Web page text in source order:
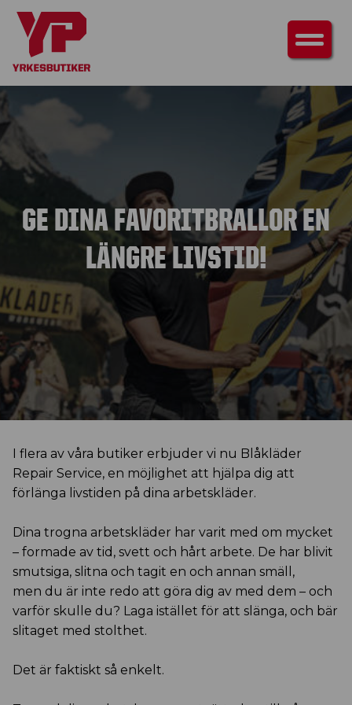
GE DINA FAVORITBRALLOR EN
LÄNGRE LIVSTID!
I flera av våra butiker erbjuder vi nu Blåkläder
Repair Service, en möjlighet att hjälpa dig att
förlänga livstiden på dina arbetskläder.
Dina trogna arbetskläder har varit med om mycket
– formade av tid, svett och hårt arbete. De har blivit
smutsiga, slitna och tagit en och annan smäll,
men du är inte redo att göra dig av med dem – och
varför skulle du? Laga istället för att slänga, och bär
slitaget med stolthet.
Det är faktiskt så enkelt.